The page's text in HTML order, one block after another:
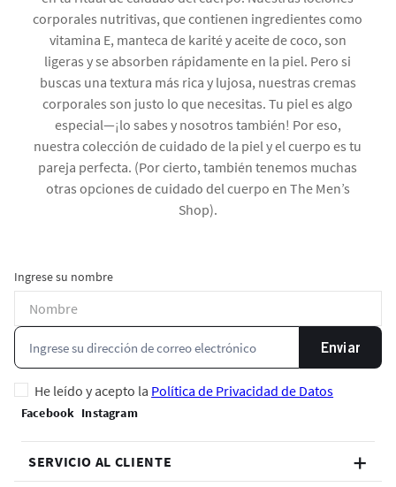
corporales nutritivas, que contienen ingredientes como
vitamina E, manteca de karité y aceite de coco, son
ligeras y se absorben rápidamente en la piel. Pero si
buscas una textura más rica y lujosa, nuestras cremas
corporales son justo lo que necesitas. Tu piel es algo
especial—¡lo sabes y nosotros también! Por eso,
nuestra colección de cuidado de la piel y el cuerpo es tu
pareja perfecta. (Por cierto, también tenemos muchas
otras opciones de cuidado del cuerpo en The Men’s
Shop).
Ingrese su nombre
Enviar
He leído y acepto la Política de Privacidad de Datos
SERVICIO AL CLIENTE